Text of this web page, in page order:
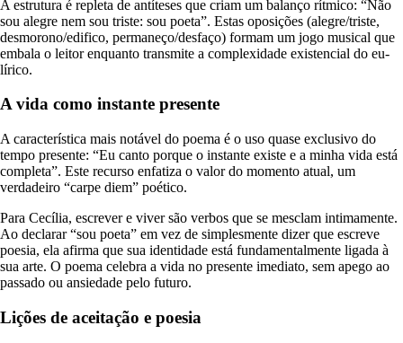
A estrutura é repleta de antíteses que criam um balanço rítmico: “Não
sou alegre nem sou triste: sou poeta”. Estas oposições (alegre/triste,
desmorono/edifico, permaneço/desfaço) formam um jogo musical que
embala o leitor enquanto transmite a complexidade existencial do eu-
lírico.
A vida como instante presente
A característica mais notável do poema é o uso quase exclusivo do
tempo presente: “Eu canto porque o instante existe e a minha vida está
completa”. Este recurso enfatiza o valor do momento atual, um
verdadeiro “carpe diem” poético.
Para Cecília, escrever e viver são verbos que se mesclam intimamente.
Ao declarar “sou poeta” em vez de simplesmente dizer que escreve
poesia, ela afirma que sua identidade está fundamentalmente ligada à
sua arte. O poema celebra a vida no presente imediato, sem apego ao
passado ou ansiedade pelo futuro.
Lições de aceitação e poesia